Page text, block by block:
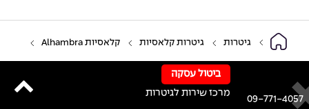
גיטרות גיטרות קלאסיות קלאסיות Alhambra
09-771-4057
ביטול עסקה
מרכז שירות לגיטרות